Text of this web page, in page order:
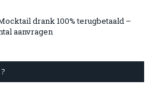
drank 100% terugbetaald –
aanvragen